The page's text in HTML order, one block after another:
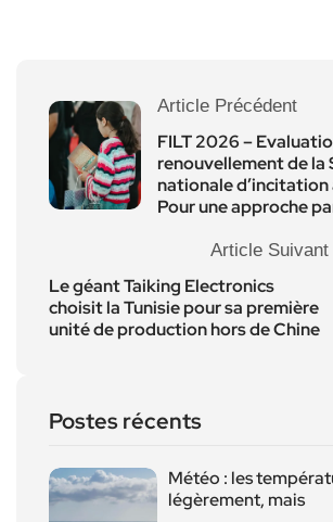
Article Précédent
FILT 2026 –
renouvellement de
nationale d’incitation
Pour une approche
Article Suivant
Le géant Taiking Electronics
choisit la Tunisie pour sa première
unité de production hors de Chine
Postes récents
Météo : les
légèrement, mais